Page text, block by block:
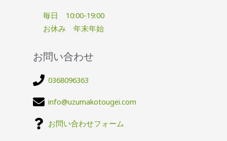
毎日 10:00-19:00
お休み 年末年始
お問い合わせ
0368096363
info@uzumakotougei.com
お問い合わせフォーム